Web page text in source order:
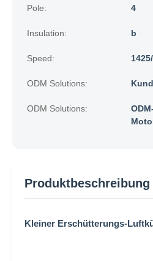
Pole: 4
Insulation: b
Speed:
ODM Solutions:
ODM Solutions:
Produktbeschreibung
Kleiner Erschütterungs-